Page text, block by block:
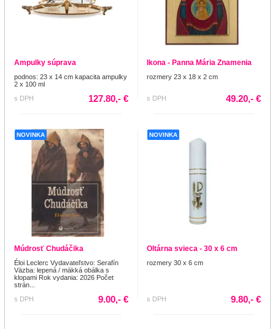
Ampulky súprava
podnos: 23 x 14 cm kapacita ampulky
2 x 100 ml
s DPH
127.80,- €
Ikona - Panna Mária Znamenia
rozmery 23 x 18 x 2 cm
s DPH 49.20,- €
NOVINKA
Múdrosť Chudáčika
Éloi Leclerc Vydavateľstvo: Serafín
Väzba: lepená / mäkká obálka s
klopami Rok vydania: 2026 Počet
strán...
s DPH
9.00,- €
NOVINKA
Oltárna svieca - 30 x 6 cm
rozmery 30 x 6 cm
s DPH 9.80,- €